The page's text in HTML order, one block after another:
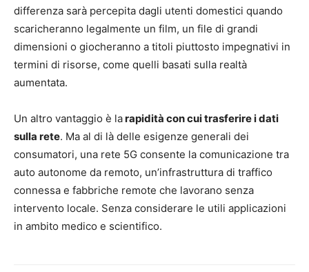
differenza sarà percepita dagli utenti domestici quando
scaricheranno legalmente un film, un file di grandi
dimensioni o giocheranno a titoli piuttosto impegnativi in
termini di risorse, come quelli basati sulla realtà
aumentata.
Un altro vantaggio è larapidità con cui trasferire i dati
sulla rete. Ma al di là delle esigenze generali dei
consumatori, una rete 5G consente la comunicazione tra
auto autonome da remoto, un’infrastruttura di traffico
connessa e fabbriche remote che lavorano senza
intervento locale. Senza considerare le utili applicazioni
in ambito medico e scientifico.